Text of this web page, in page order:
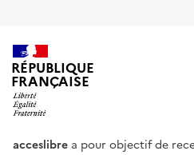
RÉPUBLIQUE
FRANÇAISE
acceslibre a pour objectif de